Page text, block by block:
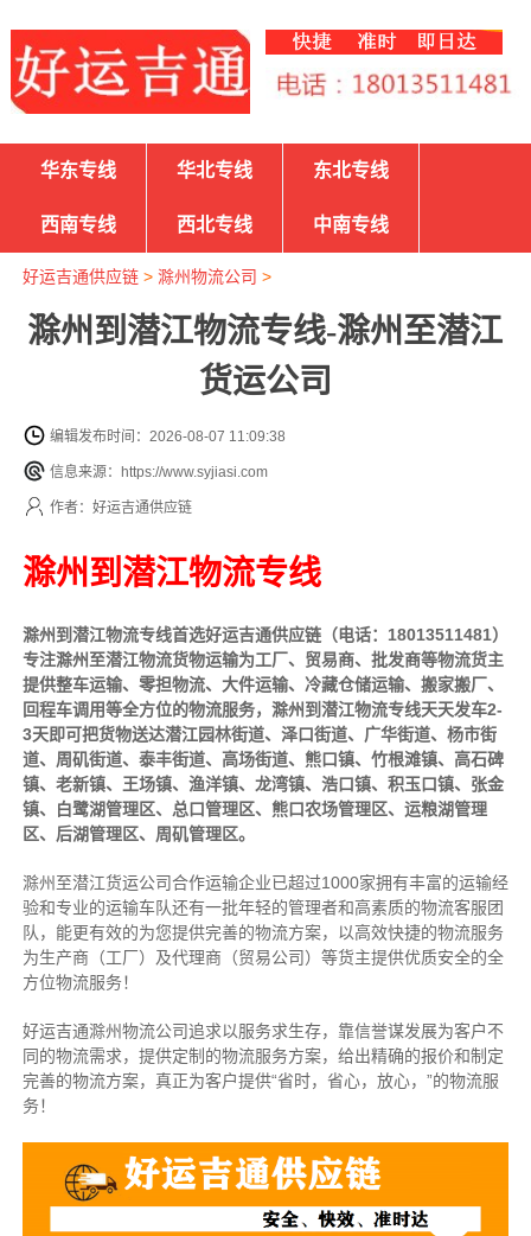
华东专线 华北专线 东北专线
西南专线 西北专线 中南专线
好运吉通供应链> 滁州物流公司 >
滁州到潜江物流专线-滁州至潜江
货运公司
编辑发布时间：2026-08-07 11:09:38
信息来源：https://www.syjiasi.com
作者：好运吉通供应链
滁州到潜江物流专线
滁州到潜江物流专线首选好运吉通供应链（电话：18013511481）
专注滁州至潜江物流货物运输为工厂、贸易商、批发商等物流货主
提供整车运输、零担物流、大件运输、冷藏仓储运输、搬家搬厂、
回程车调用等全方位的物流服务，滁州到潜江物流专线天天发车2-
3天即可把货物送达潜江园林街道、泽口街道、广华街道、杨市街
道、周矶街道、泰丰街道、高场街道、熊口镇、竹根滩镇、高石碑
镇、老新镇、王场镇、渔洋镇、龙湾镇、浩口镇、积玉口镇、张金
镇、白鹭湖管理区、总口管理区、熊口农场管理区、运粮湖管理
区、后湖管理区、周矶管理区。
滁州至潜江货运公司合作运输企业已超过1000家拥有丰富的运输经
验和专业的运输车队还有一批年轻的管理者和高素质的物流客服团
队，能更有效的为您提供完善的物流方案，以高效快捷的物流服务
为生产商（工厂）及代理商（贸易公司）等货主提供优质安全的全
方位物流服务！
好运吉通滁州物流公司追求以服务求生存，靠信誉谋发展为客户不
同的物流需求，提供定制的物流服务方案，给出精确的报价和制定
完善的物流方案，真正为客户提供“省时，省心，放心，”的物流服
务！